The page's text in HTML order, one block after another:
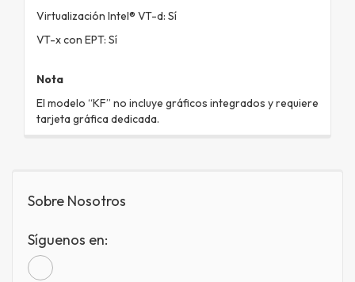
Virtualización Intel® VT-d: Sí
VT-x con EPT: Sí
Nota
El modelo “KF” no incluye gráficos integrados y requiere
tarjeta gráfica dedicada.
Sobre Nosotros
Síguenos en: